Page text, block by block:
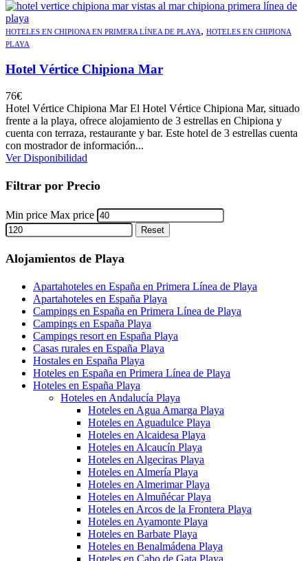
HOTELES EN CHIPIONA EN PRIMERA LÍNEA DE PLAYA, HOTELES EN CHIPIONA
PLAYA
Hotel Vértice Chipiona Mar
76€
Hotel Vértice Chipiona Mar El Hotel Vértice Chipiona Mar, situado
frente a la playa, ofrece alojamiento de 3 estrellas en Chipiona y
cuenta con terraza, restaurante y bar. Este hotel de 3 estrellas cuenta
con mostrador de información...
Ver Disponibilidad
Filtrar por Precio
Min price Max price
Reset
Alojamientos de Playa
Apartahoteles en España en Primera Línea de Playa
Apartahoteles en España Playa
Campings en España en Primera Línea de Playa
Campings en España Playa
Campings resort en España Playa
Casas rurales en España Playa
Hostales en España Playa
Hoteles en España en Primera Línea de Playa
Hoteles en España Playa
Hoteles en Andalucía Playa
Hoteles en Agua Amarga Playa
Hoteles en Aguadulce Playa
Hoteles en Alcaidesa Playa
Hoteles en Alcaucín Playa
Hoteles en Algeciras Playa
Hoteles en Almería Playa
Hoteles en Almerimar Playa
Hoteles en Almuñécar Playa
Hoteles en Arcos de la Frontera Playa
Hoteles en Ayamonte Playa
Hoteles en Barbate Playa
Hoteles en Benalmádena Playa
Hoteles en Cabo de Gata Playa